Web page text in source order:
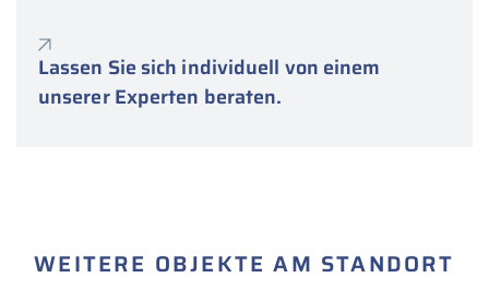
Lassen Sie sich individuell von einem
unserer Experten beraten.
WEITERE OBJEKTE AM STANDORT